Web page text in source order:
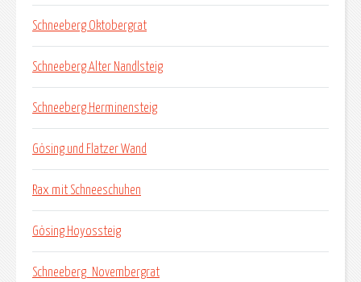
Schneeberg Oktobergrat
Schneeberg Alter Nandlsteig
Schneeberg Herminensteig
Gösing und Flatzer Wand
Rax mit Schneeschuhen
Gösing Hoyossteig
Schneeberg_Novembergrat